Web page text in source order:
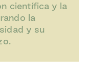
científica y la
la
y su